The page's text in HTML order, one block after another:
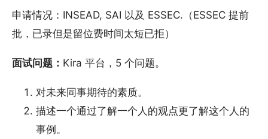
申请情况：INSEAD, SAI 以及 ESSEC.（ESSEC 提前
批，已录但是留位费时间太短已拒）
面试问题： Kira 平台，5 个问题。
对未来同事期待的素质。
描述一个通过了解一个人的观点更了解这个人的
事例。